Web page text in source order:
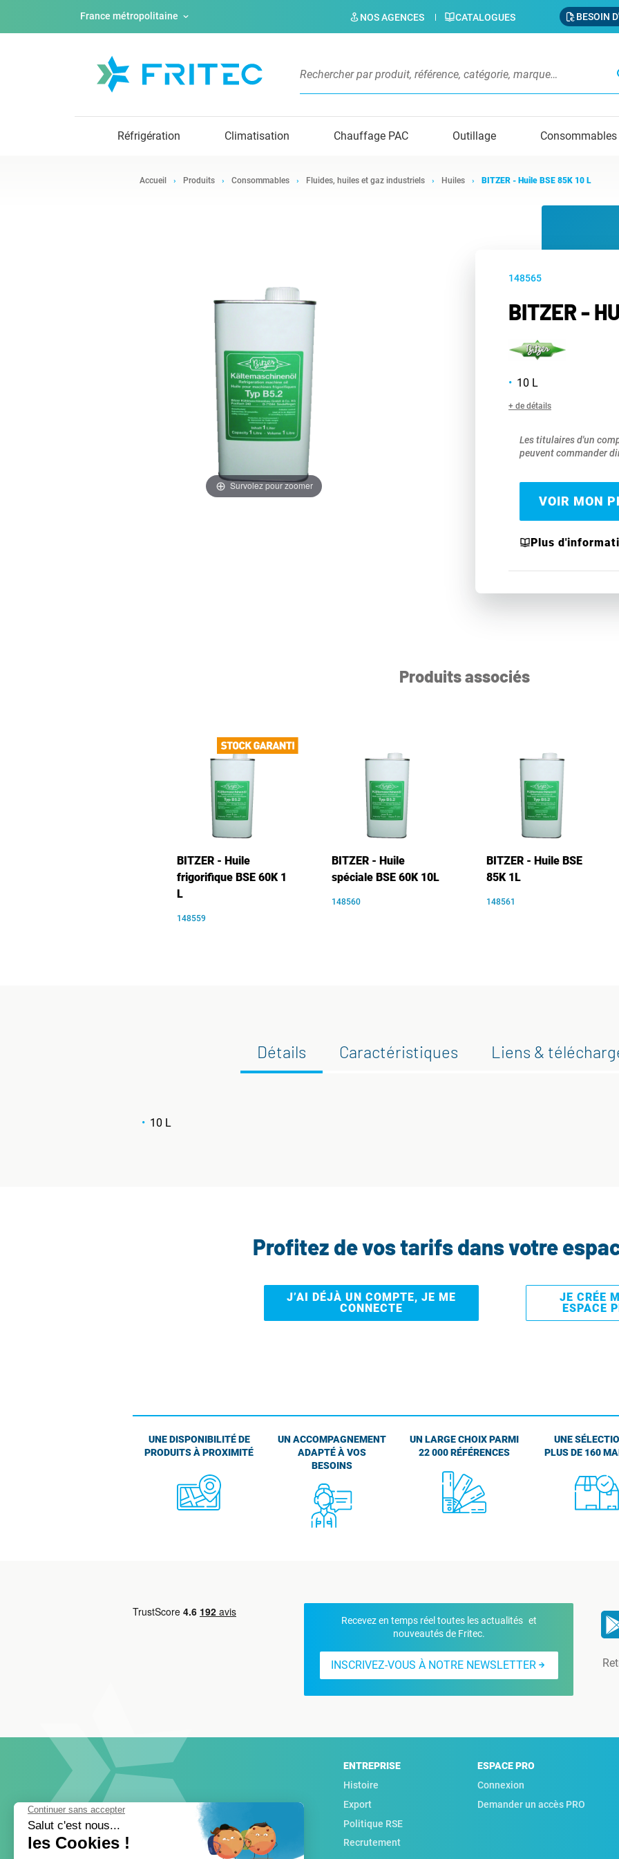
France métropolitaine NOS AGENCES CATALOGUES BESOIN
Réfrigération Climatisation Chauffage PAC Outillage Consommables
Accueil Produits Consommables Fluides, huiles et gaz industriels Huiles BITZER - Huile BSE 85K 10 L
Survolez pour zoomer
148565
BITZER -
10 L
+ de détails
Les titulaires d'un
peuvent commander
VOIR MON
Plus
Produits associés
BITZER - Huile
frigorifique BSE 60K 1
L
148559
BITZER - Huile
spéciale BSE 60K 10L
148560
BITZER - Huile BSE
85K 1L
148561
Détails Caractéristiques Liens &
10 L
Profitez de vos tarifs dans votre
J’AI DÉJÀ UN COMPTE, JE ME
CONNECTE
JE CRÉE
ESPACE
UNE DISPONIBILITÉ DE
PRODUITS À PROXIMITÉ
UN ACCOMPAGNEMENT
ADAPTÉ À VOS
BESOINS
UN LARGE CHOIX PARMI
22 000 RÉFÉRENCES
UNE
PLUS DE 160
Recevez en temps réel toutes les actualités et
nouveautés de Fritec.
INSCRIVEZ-VOUS À NOTRE NEWSLETTER
ENTREPRISE
Histoire
Export
Politique RSE
Recrutement
ESPACE PRO
Connexion
Demander un accès PRO